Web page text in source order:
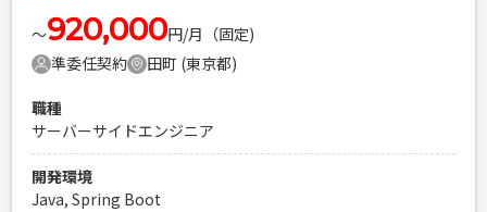
〜920,000円/月（固定)
準委任契約
田町 (東京都)
職種
サーバーサイドエンジニア
開発環境
Java, Spring Boot